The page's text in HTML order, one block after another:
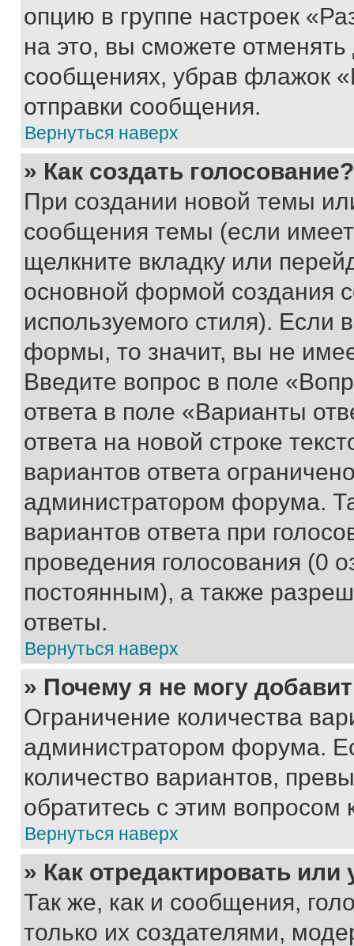
опцию в группе настроек
на это, вы сможете
сообщениях, убрав флажок
отправки сообщения.
Вернуться наверх
» Как создать голосование?
При создании новой темы
сообщения темы (если
щелкните вкладку или
основной формой создания
используемого стиля). Если
формы, то значит, вы не
Введите вопрос в поле
ответа в поле «Варианты
ответа на новой строке
вариантов ответа
администратором форума.
вариантов ответа при
проведения голосования (0
постоянным), а также
ответы.
Вернуться наверх
» Почему я не могу
Ограничение количества
администратором форума.
количество вариантов,
обратитесь с этим вопросом
Вернуться наверх
» Как отредактировать
Так же, как и сообщения,
только их создателями,